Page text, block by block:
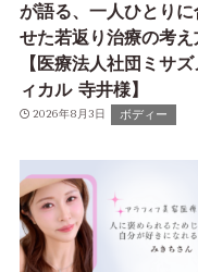
が語る、一人ひとりに
せた若返り治療の考え
【医療法人社団ミサ
ィカル 寺井様】
2026年8月3日 ボディー